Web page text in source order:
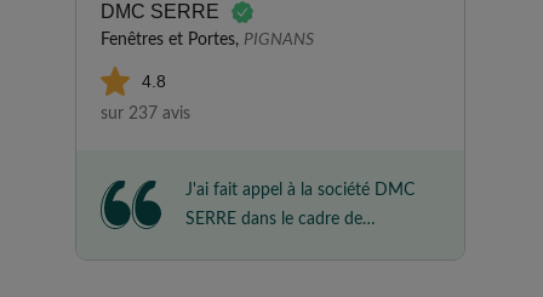
DMC SERRE
Fenêtres et Portes, PIGNANS
4.8
sur 237 avis
J'ai fait appel à la société DMC
SERRE dans le cadre de